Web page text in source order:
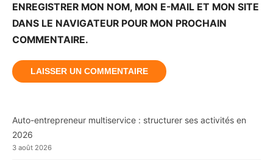
ENREGISTRER MON NOM, MON E-MAIL ET MON SITE
DANS LE NAVIGATEUR POUR MON PROCHAIN
COMMENTAIRE.
Auto-entrepreneur multiservice : structurer ses activités en
2026
3 août 2026